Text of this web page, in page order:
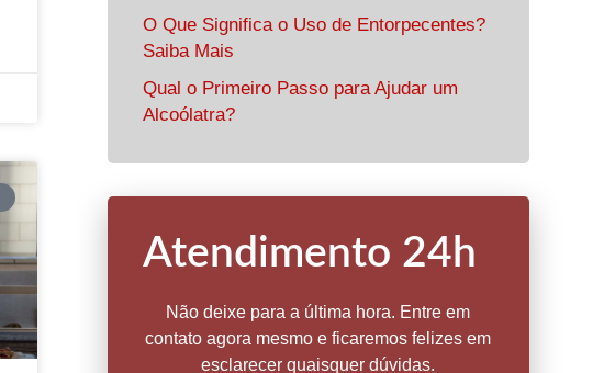
O Que Significa o Uso de Entorpecentes?
Saiba Mais
Qual o Primeiro Passo para Ajudar um
Alcoólatra?
Atendimento 24h
Não deixe para a última hora. Entre em
contato agora mesmo e ficaremos felizes em
esclarecer quaisquer dúvidas.